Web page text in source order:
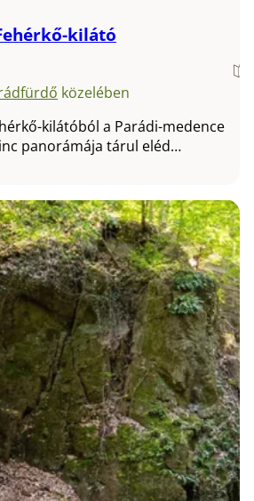
kilátó
közelében
kilátóból a Parádi-medence
panorámája tárul eléd…